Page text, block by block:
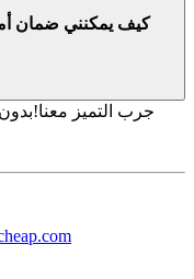
كيف يمكنني ضمان
جرب التميز معنا!